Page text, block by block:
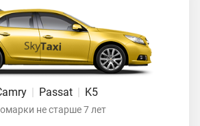
Passat K5
не старше 7 лет